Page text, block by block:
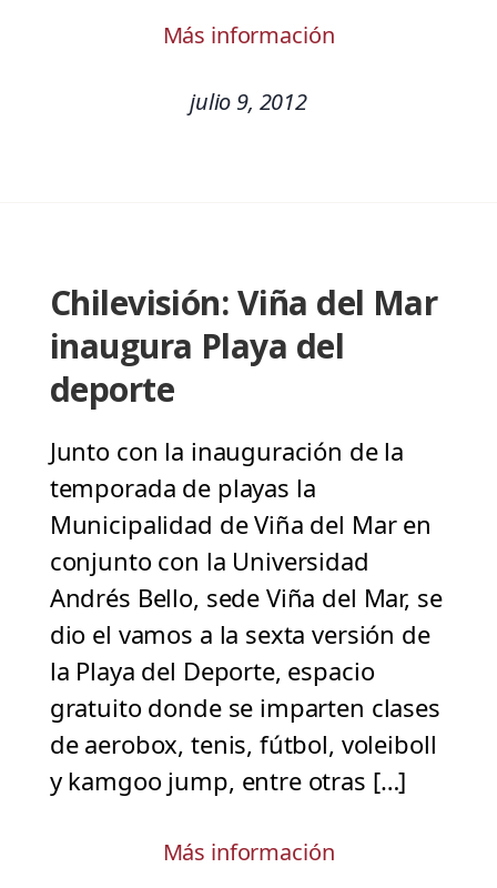
Más información
julio 9, 2012
Chilevisión: Viña del Mar
inaugura Playa del
deporte
Junto con la inauguración de la
temporada de playas la
Municipalidad de Viña del Mar en
conjunto con la Universidad
Andrés Bello, sede Viña del Mar, se
dio el vamos a la sexta versión de
la Playa del Deporte, espacio
gratuito donde se imparten clases
de aerobox, tenis, fútbol, voleiboll
y kamgoo jump, entre otras […]
Más información